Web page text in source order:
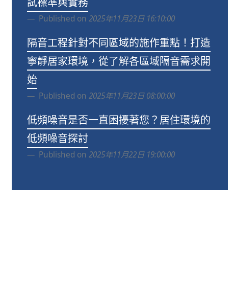
Published on 2025年11月23日 16:10:00
隔音工程針對不同區域的施作重點！打造
寧靜居家環境，從了解各區域隔音需求開
始
Published on 2025年11月23日 08:00:00
低頻噪音是否一直困擾著您？居住環境的
低頻噪音探討
Published on 2025年11月22日 19:00:00